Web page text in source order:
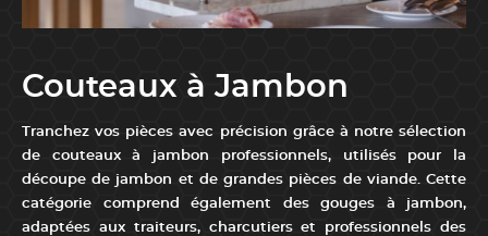
Couteaux à Jambon
Tranchez vos pièces avec précision grâce à notre sélection
de couteaux à jambon professionnels, utilisés pour la
découpe de jambon et de grandes pièces de viande. Cette
catégorie comprend également des gouges à jambon,
adaptées aux traiteurs, charcutiers et professionnels des